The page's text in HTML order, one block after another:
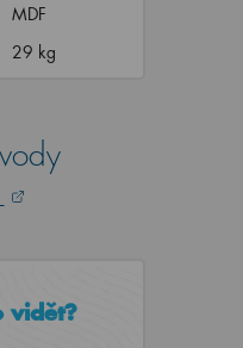
MDF
29 kg
vidět?